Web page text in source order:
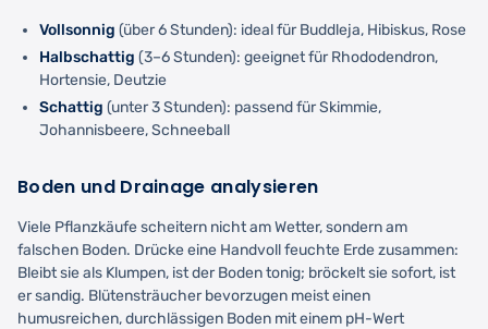
Vollsonnig (über 6 Stunden): ideal für Buddleja, Hibiskus, Rose
Halbschattig (3–6 Stunden): geeignet für Rhododendron,
Hortensie, Deutzie
Schattig (unter 3 Stunden): passend für Skimmie,
Johannisbeere, Schneeball
Boden und Drainage analysieren
Viele Pflanzkäufe scheitern nicht am Wetter, sondern am
falschen Boden. Drücke eine Handvoll feuchte Erde zusammen:
Bleibt sie als Klumpen, ist der Boden tonig; bröckelt sie sofort, ist
er sandig. Blütensträucher bevorzugen meist einen
humusreichen, durchlässigen Boden mit einem pH-Wert